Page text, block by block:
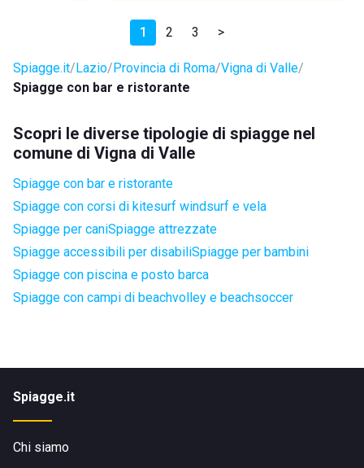
1 2 3 >
Spiagge.it Lazio Provincia di Roma Vigna di Valle
Spiagge con bar e ristorante
Scopri le diverse tipologie di spiagge nel
comune di Vigna di Valle
Spiagge con bar e ristorante
Spiagge con corsi di kitesurf windsurf e vela
Spiagge per caniSpiagge attrezzate
Spiagge accessibili per disabiliSpiagge per bambini
Spiagge con piscina e posto barca
Spiagge con campi di beachvolley e beachsoccer
Spiagge.it
Chi siamo